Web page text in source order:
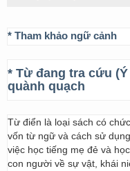
* Tham khảo ngữ cảnh
* Từ đang tra cứu
quành quạch
Từ điển là loại sách có
vốn từ ngữ và cách sử
việc học tiếng mẹ đẻ và
con người về sự vật, khái